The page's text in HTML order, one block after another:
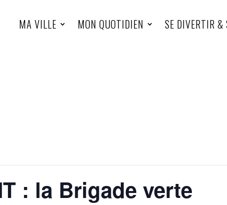
MA VILLE MON QUOTIDIEN SE DIVERTIR &
: la Brigade verte